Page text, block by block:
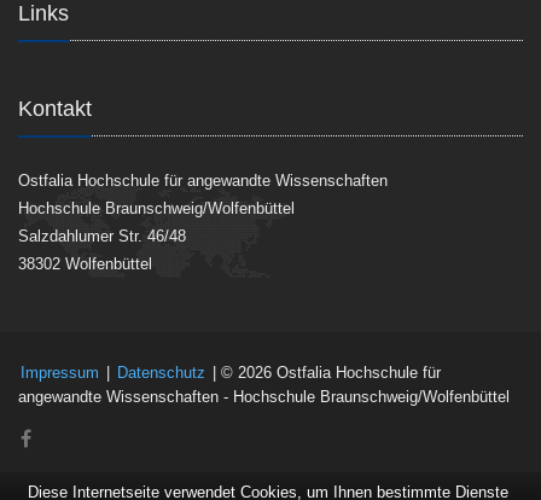
Links
Kontakt
Ostfalia Hochschule für angewandte Wissenschaften
Hochschule Braunschweig/Wolfenbüttel
Salzdahlumer Str. 46/48
38302 Wolfenbüttel
Impressum Datenschutz
| © 2026 Ostfalia Hochschule für
angewandte Wissenschaften - Hochschule Braunschweig/Wolfenbüttel
Diese Internetseite verwendet Cookies, um Ihnen bestimmte Dienste